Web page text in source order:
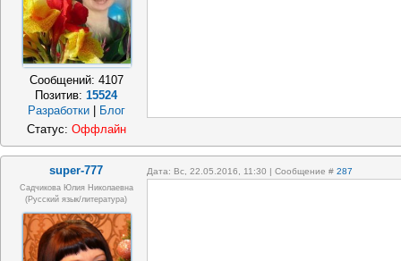
Сообщений: 4107
Позитив:15524
Разработки
Блог
Статус: Оффлайн
super-777 Дата: Вс, 22.05.2016, 11:30 | Сообщение # 287
Садчикова Юлия Николаевна
(русский язык/литература)